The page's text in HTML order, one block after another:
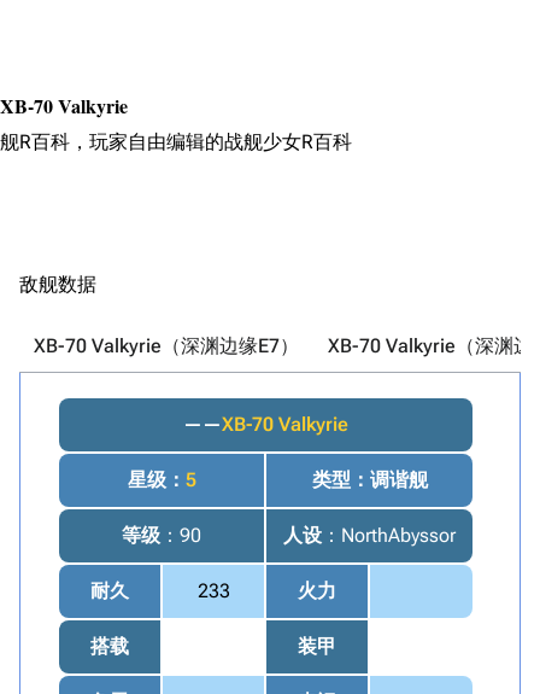
XB-70 Valkyrie
舰R百科，玩家自由编辑的战舰少女R百科
敌舰数据
XB-70 Valkyrie（深渊边缘E7） XB-70 Valkyrie（深渊边
——XB-70 Valkyrie
星级： 5 类型 ：调谐舰
等级 ：90 人设 ：NorthAbyssor
耐久 233 火力
搭载 装甲